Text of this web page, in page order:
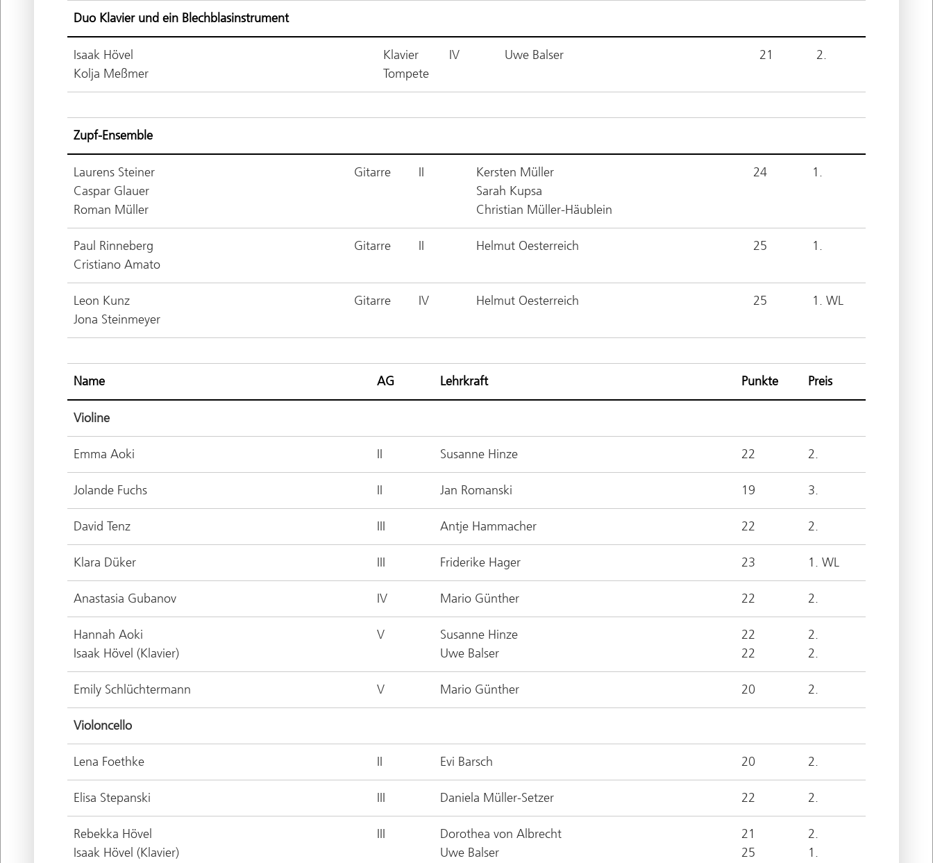
Duo Klavier und ein Blechblasinstrument
Isaak Hövel
Kolja Meßmer
Klavier
Tompete
IV Uwe Balser 21 2.
Zupf-Ensemble
Laurens Steiner
Caspar Glauer
Roman Müller
Gitarre II
Kersten Müller
Sarah Kupsa
Christian Müller-Häublein
24 1.
Paul Rinneberg
Cristiano Amato
Gitarre II Helmut Oesterreich 25 1.
Leon Kunz
Jona Steinmeyer
Gitarre IV Helmut Oesterreich 25 1. WL
Name AG Lehrkraft Punkte Preis
Violine
Emma Aoki II Susanne Hinze 22 2.
Jolande Fuchs II Jan Romanski 19 3.
David Tenz III Antje Hammacher 22 2.
Klara Düker III Friderike Hager 23 1. WL
Anastasia Gubanov IV Mario Günther 22 2.
Hannah Aoki
Isaak Hövel (Klavier)
V
Susanne Hinze
Uwe Balser
22
22
2.
2.
Emily Schlüchtermann V Mario Günther 20 2.
Violoncello
Lena Foethke II Evi Barsch 20 2.
Elisa Stepanski III Daniela Müller-Setzer 22 2.
Rebekka Hövel
Isaak Hövel (Klavier)
III
Dorothea von Albrecht
Uwe Balser
21
25
2.
1.